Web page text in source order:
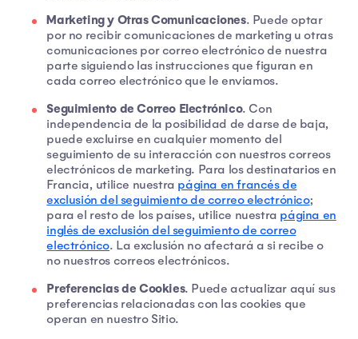
Marketing y Otras Comunicaciones. Puede optar
por no recibir comunicaciones de marketing u otras
comunicaciones por correo electrónico de nuestra
parte siguiendo las instrucciones que figuran en
cada correo electrónico que le enviamos.
Seguimiento de Correo Electrónico. Con
independencia de la posibilidad de darse de baja,
puede excluirse en cualquier momento del
seguimiento de su interacción con nuestros correos
electrónicos de marketing. Para los destinatarios en
Francia, utilice nuestra página en francés de
exclusión del seguimiento de correo electrónico;
para el resto de los países, utilice nuestra página en
inglés de exclusión del seguimiento de correo
electrónico. La exclusión no afectará a si recibe o
no nuestros correos electrónicos.
Preferencias de Cookies. Puede actualizar aquí sus
preferencias relacionadas con las cookies que
operan en nuestro Sitio.